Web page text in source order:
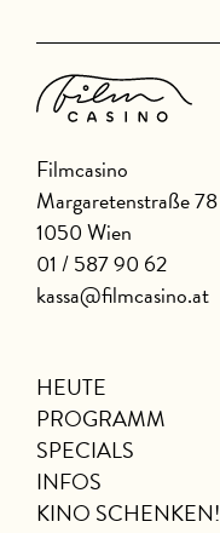
Filmcasino
Margaretenstraße 78
1050 Wien
01 / 587 90 62
kassa@filmcasino.at
HEUTE
PROGRAMM
SPECIALS
INFOS
KINO SCHENKEN!